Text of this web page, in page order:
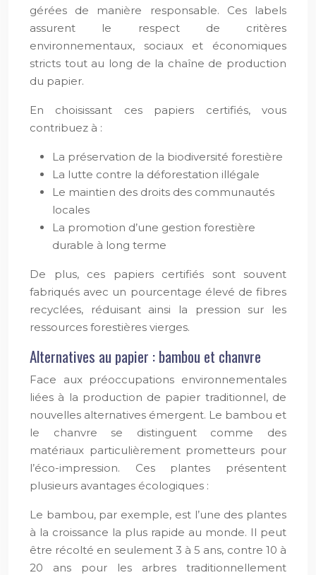
gérées de manière responsable. Ces labels
assurent le respect de critères
environnementaux, sociaux et économiques
stricts tout au long de la chaîne de production
du papier.
En choisissant ces papiers certifiés, vous
contribuez à :
La préservation de la biodiversité forestière
La lutte contre la déforestation illégale
Le maintien des droits des communautés
locales
La promotion d’une gestion forestière
durable à long terme
De plus, ces papiers certifiés sont souvent
fabriqués avec un pourcentage élevé de fibres
recyclées, réduisant ainsi la pression sur les
ressources forestières vierges.
Alternatives au papier : bambou et chanvre
Face aux préoccupations environnementales
liées à la production de papier traditionnel, de
nouvelles alternatives émergent. Le bambou et
le chanvre se distinguent comme des
matériaux particulièrement prometteurs pour
l’éco-impression. Ces plantes présentent
plusieurs avantages écologiques :
Le bambou, par exemple, est l’une des plantes
à la croissance la plus rapide au monde. Il peut
être récolté en seulement 3 à 5 ans, contre 10 à
20 ans pour les arbres traditionnellement